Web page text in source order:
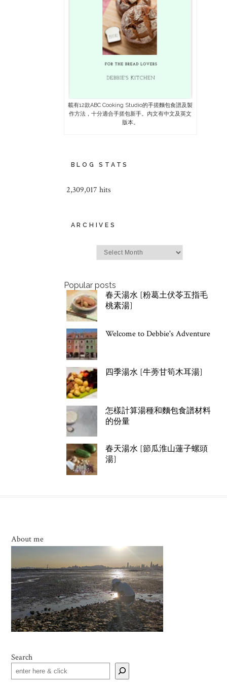
載有12款ABC Cooking Studio的手搓麵包食譜及製
作方法，十分適合手搓包新手。內文有中文及英文
版本。
BLOG STATS
2,309,017 hits
ARCHIVES
Popular posts
春天湯水 [粉葛土伏苓五指毛
桃素湯]
Welcome to Debbie's Adventure
四季湯水 [牛蒡甘筍木耳湯]
怎樣計算湯種和麵包食譜材料
的份量
春天湯水 [節瓜淮山蓮子螺頭
湯]
About me
Search